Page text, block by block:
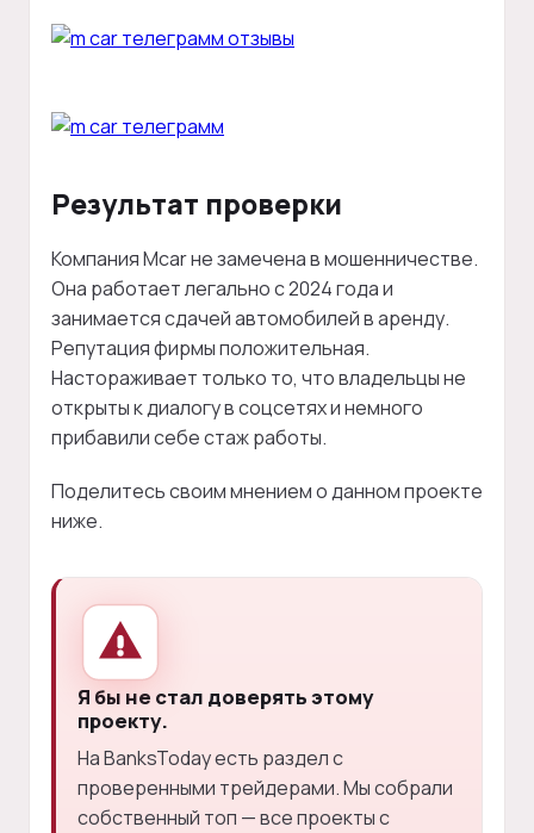
Результат проверки
Компания Mcar не замечена в мошенничестве.
Она работает легально с 2024 года и
занимается сдачей автомобилей в аренду.
Репутация фирмы положительная.
Настораживает только то, что владельцы не
открыты к диалогу в соцсетях и немного
прибавили себе стаж работы.
Поделитесь своим мнением о данном проекте
ниже.
Я бы не стал доверять этому
проекту.
На BanksToday есть раздел с
проверенными трейдерами. Мы собрали
собственный топ — все проекты с